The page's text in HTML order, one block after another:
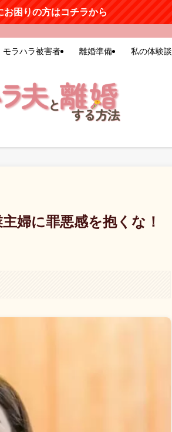
お困りの方はコチラから
モラハラ被害者 離婚準備 私の体験談
婦に罪悪感を抱くな！